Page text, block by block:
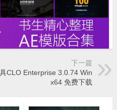
下一篇
CLO Enterprise 3.0.74 Win
x64 免费下载